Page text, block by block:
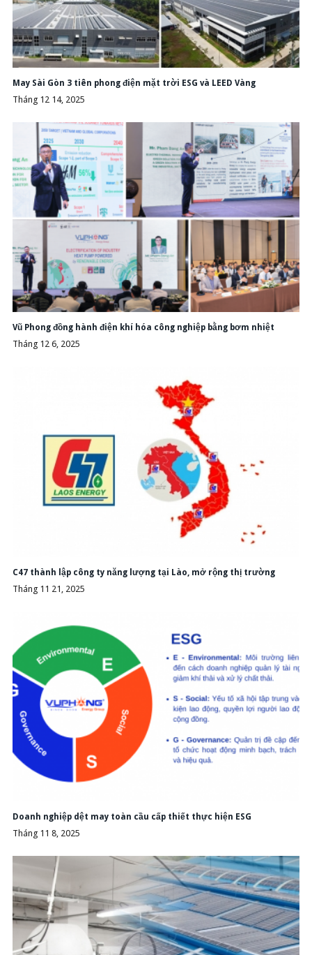
May Sài Gòn 3 tiên phong điện mặt trời ESG và LEED Vàng
Tháng 12 14, 2025
Vũ Phong đồng hành điện khí hóa công nghiệp bằng bơm nhiệt
Tháng 12 6, 2025
C47 thành lập công ty năng lượng tại Lào, mở rộng thị trường
Tháng 11 21, 2025
Doanh nghiệp dệt may toàn cầu cấp thiết thực hiện ESG
Tháng 11 8, 2025